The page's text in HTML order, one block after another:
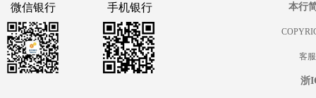
微信银行 手机银行 本行
客
浙